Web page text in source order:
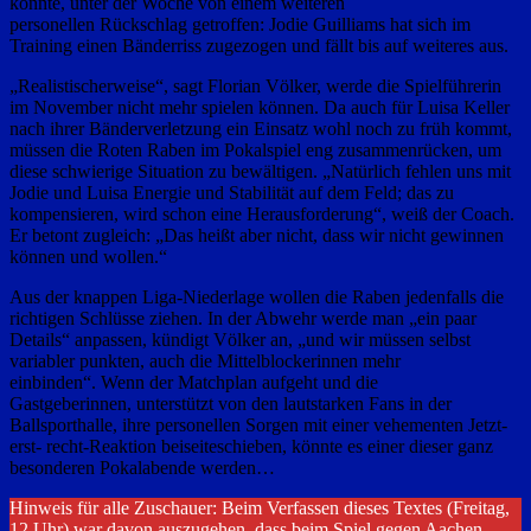
personellen Rückschlag getroffen: Jodie Guilliams hat sich im
Training einen Bänderriss zugezogen und fällt bis auf weiteres aus.
„Realistischerweise“, sagt Florian Völker, werde die Spielführerin
im November nicht mehr spielen können. Da auch für Luisa Keller
nach ihrer Bänderverletzung ein Einsatz wohl noch zu früh kommt,
müssen die Roten Raben im Pokalspiel eng zusammenrücken, um
diese schwierige Situation zu bewältigen. „Natürlich fehlen uns mit
Jodie und Luisa Energie und Stabilität auf dem Feld; das zu
kompensieren, wird schon eine Herausforderung“, weiß der Coach.
Er betont zugleich: „Das heißt aber nicht, dass wir nicht gewinnen
können und wollen.“
Aus der knappen Liga-Niederlage wollen die Raben jedenfalls die
richtigen Schlüsse ziehen. In der Abwehr werde man „ein paar
Details“ anpassen, kündigt Völker an, „und wir müssen selbst
variabler punkten, auch die Mittelblockerinnen mehr
einbinden“. Wenn der Matchplan aufgeht und die
Gastgeberinnen, unterstützt von den lautstarken Fans in der
Ballsporthalle, ihre personellen Sorgen mit einer vehementen Jetzt-
erst- recht-Reaktion beiseiteschieben, könnte es einer dieser ganz
besonderen Pokalabende werden…
Hinweis für alle Zuschauer: Beim Verfassen dieses Textes (Freitag,